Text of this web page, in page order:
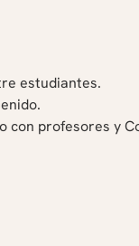
estudiantes.
con profesores y